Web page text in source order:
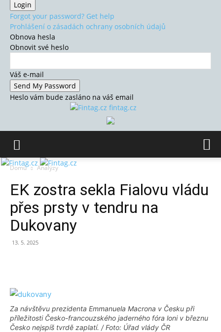
Forgot your password? Get help
Prohlášení o zásadách ochrany osobních údajů
Obnova hesla
Obnovit své heslo
Váš e-mail
Heslo vám bude zasláno na váš email
fintag.cz
Domů Analýzy
EK zostra sekla Fialovu vládu
přes prsty v tendru na
Dukovany
13. 5. 2025
Za návštěvu prezidenta Emmanuela Macrona v Česku při
příležitosti Česko-francouzského jaderného fóra loni v březnu
Česko nejspíš tvrdě zaplatí. / Foto: Úřad vlády ČR